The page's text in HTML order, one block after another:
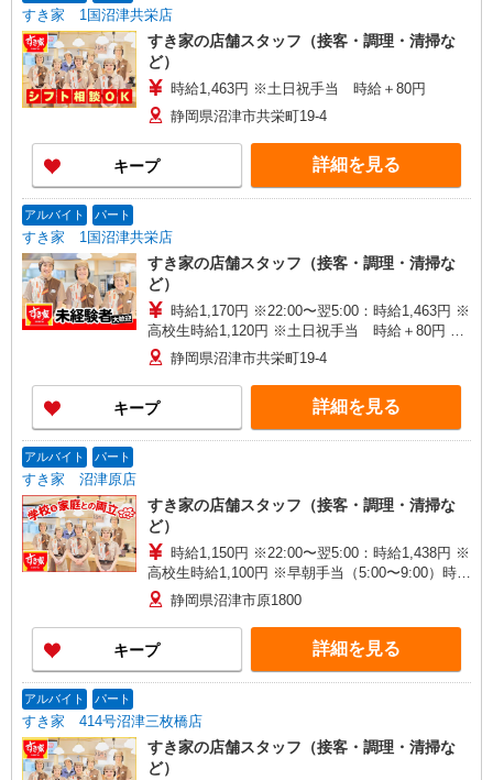
すき家 1国沼津共栄店
すき家の店舗スタッフ（接客・調理・清掃な
ど）
時給1,463円 ※土日祝手当 時給＋80円
静岡県沼津市共栄町19-4
キープ 詳細を見る
アルバイト パート
すき家 1国沼津共栄店
すき家の店舗スタッフ（接客・調理・清掃な
ど）
時給1,170円 ※22:00〜翌5:00：時給1,463円 ※
高校生時給1,120円 ※土日祝手当 時給＋80円 ※
早朝手当（5:00〜9:00）時給＋150円
静岡県沼津市共栄町19-4
キープ 詳細を見る
アルバイト パート
すき家 沼津原店
すき家の店舗スタッフ（接客・調理・清掃な
ど）
時給1,150円 ※22:00〜翌5:00：時給1,438円 ※
高校生時給1,100円 ※早朝手当（5:00〜9:00）時給
＋150円
静岡県沼津市原1800
キープ 詳細を見る
アルバイト パート
すき家 414号沼津三枚橋店
すき家の店舗スタッフ（接客・調理・清掃な
ど）